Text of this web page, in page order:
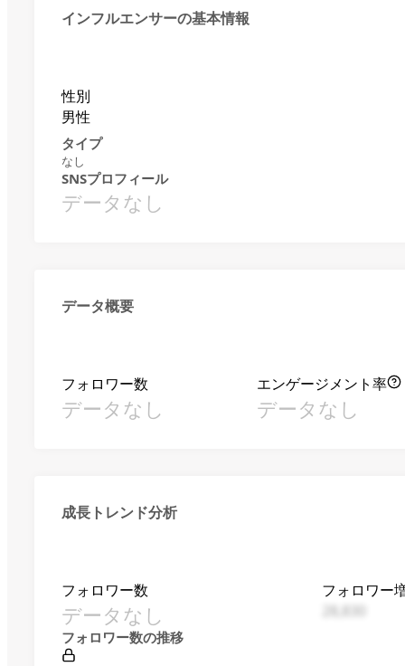
インフルエンサーの基本情報
性別
男性
タイプ
なし
SNSプロフィール
データなし
データ概要
フォロワー数
データなし
エンゲージメント率
データなし
成長トレンド分析
フォロワー数
データなし
フォロワー
フォロワー数の推移